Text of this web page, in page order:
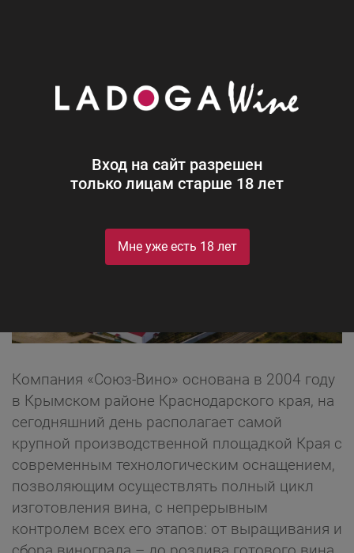
Вход на сайт разрешен
только лицам старше 18 лет
Мне уже есть 18 лет
Союз-Вино
Компания «Союз-Вино» основана в 2004 году
в Крымском районе Краснодарского края, на
сегодняшний день располагает самой
крупной производственной площадкой Края с
современным технологическим оснащением,
позволяющим осуществлять полный цикл
изготовления вина, с непрерывным
контролем всех его этапов: от выращивания и